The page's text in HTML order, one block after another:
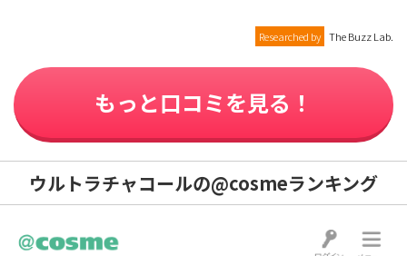
Researched by The Buzz Lab.
もっと口コミを見る！
ウルトラチャコールの@cosmeランキング